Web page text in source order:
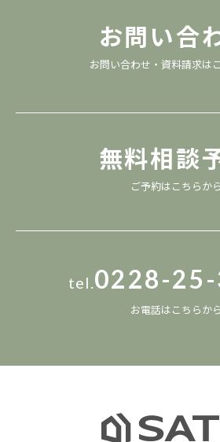
お問い合
お問い合わせ・資料請求は
無料相談
ご予約はこちらから
tel.0228-
お電話はこちらから